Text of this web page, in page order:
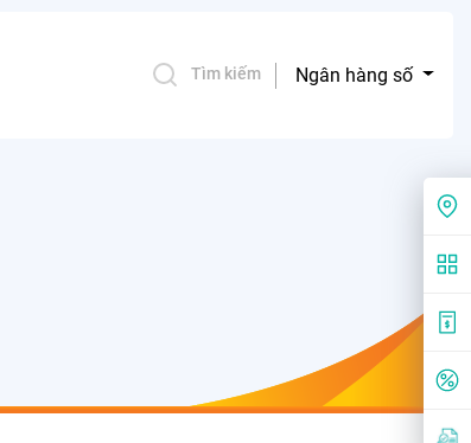
Tìm kiếm Ngân hàng số